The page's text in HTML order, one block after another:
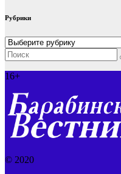
Рубрики
Рубрики
16+
© 2020